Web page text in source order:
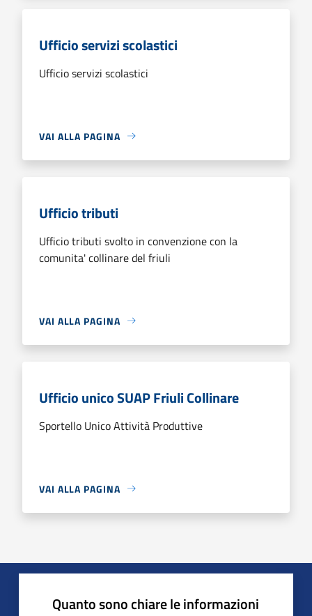
Ufficio servizi scolastici
Ufficio servizi scolastici
VAI ALLA PAGINA
Ufficio tributi
Ufficio tributi svolto in convenzione con la
comunita' collinare del friuli
VAI ALLA PAGINA
Ufficio unico SUAP Friuli Collinare
Sportello Unico Attività Produttive
VAI ALLA PAGINA
Quanto sono chiare le informazioni